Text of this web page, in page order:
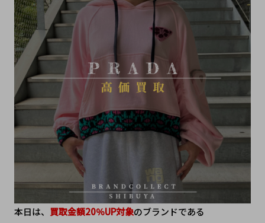
本日は、 買取金額20％UP対象のブランドである